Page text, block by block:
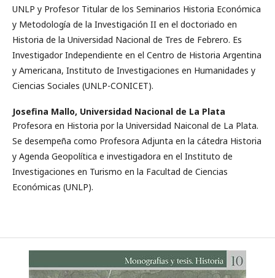
UNLP y Profesor Titular de los Seminarios Historia Económica
y Metodología de la Investigación II en el doctoriado en
Historia de la Universidad Nacional de Tres de Febrero. Es
Investigador Independiente en el Centro de Historia Argentina
y Americana, Instituto de Investigaciones en Humanidades y
Ciencias Sociales (UNLP-CONICET).
Josefina Mallo, Universidad Nacional de La Plata
Profesora en Historia por la Universidad Naiconal de La Plata.
Se desempeña como Profesora Adjunta en la cátedra Historia
y Agenda Geopolítica e investigadora en el Instituto de
Investigaciones en Turismo en la Facultad de Ciencias
Económicas (UNLP).